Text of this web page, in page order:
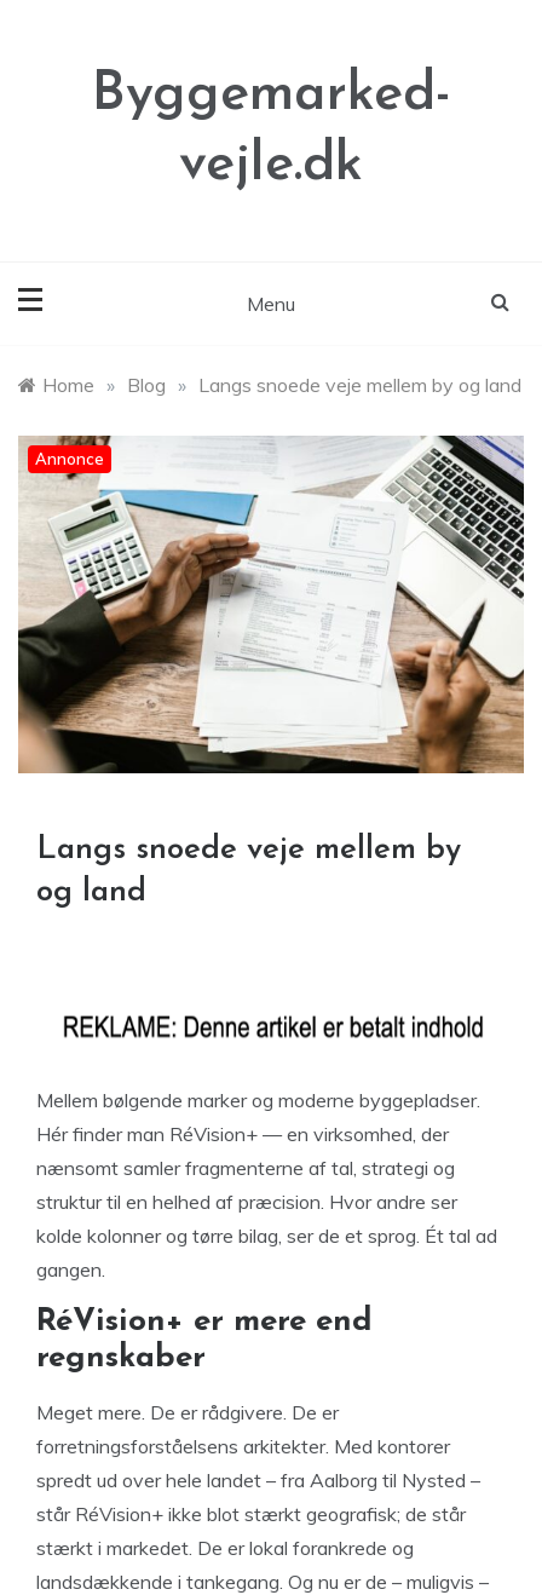
Byggemarked-
vejle.dk
Menu
Home » Blog » Langs snoede veje mellem by og land
Annonce
Langs snoede veje mellem by
og land
Mellem bølgende marker og moderne byggepladser.
Hér finder man RéVision+ — en virksomhed, der
nænsomt samler fragmenterne af tal, strategi og
struktur til en helhed af præcision. Hvor andre ser
kolde kolonner og tørre bilag, ser de et sprog. Ét tal ad
gangen.
RéVision+ er mere end
regnskaber
Meget mere. De er rådgivere. De er
forretningsforståelsens arkitekter. Med kontorer
spredt ud over hele landet – fra Aalborg til Nysted –
står RéVision+ ikke blot stærkt geografisk; de står
stærkt i markedet. De er lokal forankrede og
landsdækkende i tankegang. Og nu er de – muligvis –